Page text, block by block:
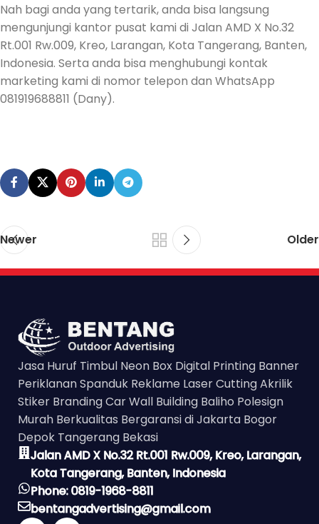
Nah bagi anda yang tertarik, anda bisa langsung
mengunjungi kantor pusat kami di Jalan AMD X No.32
Rt.001 Rw.009, Kreo, Larangan, Kota Tangerang, Banten,
Indonesia. Serta anda bisa menghubungi kontak
marketing kami di nomor telepon dan WhatsApp
081919688811 (Dany).
Newer Older
Jasa Huruf Timbul Neon Box Digital Printing Banner
Periklanan Spanduk Reklame Laser Cutting Akrilik
Stiker Branding Car Wall Building Baliho Polesign
Murah Berkualitas Bergaransi di Jakarta Bogor
Depok Tangerang Bekasi
Jalan AMD X No.32 Rt.001 Rw.009, Kreo, Larangan,
Kota Tangerang, Banten, Indonesia
Phone: 0819-1968-8811
bentangadvertising@gmail.com